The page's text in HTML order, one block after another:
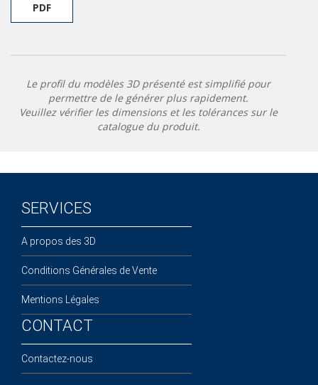
PDF
Le profil du modèles 3D présenté est simplifié pour
permettre de le générer plus rapidement.
Veuillez vérifier les dimensions et les tolérances sur le
catalogue du produit.
SERVICES
A propos des 3D
Conditions Générales de Vente
Mentions Légales
CONTACT
Contactez-nous